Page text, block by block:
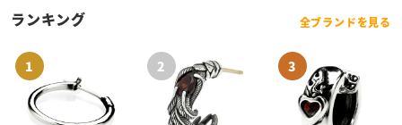
ランキング 全ブランドを見る